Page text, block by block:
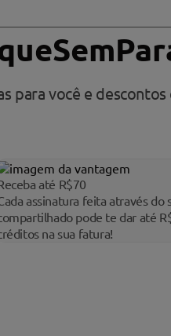
para você e
até R$70
assinatura feita através do
pode te dar até
na sua fatura!